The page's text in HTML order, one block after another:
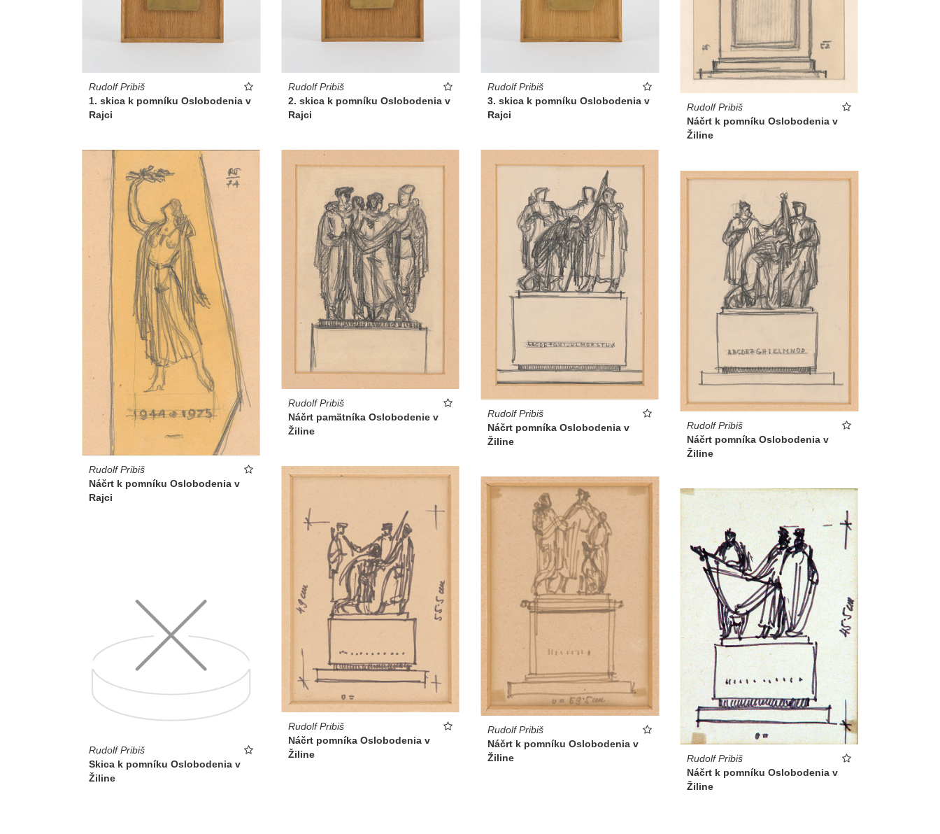
Rudolf Pribiš
1. skica k pomníku Oslobodenia v
Rajci
Rudolf Pribiš
2. skica k pomníku Oslobodenia v
Rajci
Rudolf Pribiš
3. skica k pomníku Oslobodenia v
Rajci
Rudolf Pribiš
Náčrt k pomníku Oslobodenia v
Žiline
Rudolf Pribiš
Náčrt k pomníku Oslobodenia v
Rajci
Rudolf Pribiš
Náčrt pamätníka Oslobodenie v
Žiline
Rudolf Pribiš
Náčrt pomníka Oslobodenia v
Žiline
Rudolf Pribiš
Náčrt pomníka Oslobodenia v
Žiline
Rudolf Pribiš
Náčrt pomníka Oslobodenia v
Žiline
Rudolf Pribiš
Náčrt k pomníku Oslobodenia v
Žiline
Rudolf Pribiš
Náčrt k pomníku Oslobodenia v
Žiline
Rudolf Pribiš
Skica k pomníku Oslobodenia v
Žiline